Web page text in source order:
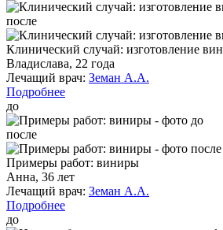
после
Клинический случай: изготовление
Владислава, 22 года
Лечащий врач: Земан А.А.
Подробнее
до
после
Примеры работ: виниры
Анна, 36 лет
Лечащий врач: Земан А.А.
Подробнее
до